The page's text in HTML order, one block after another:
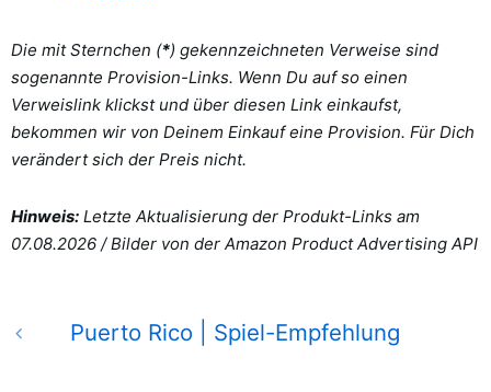
Die mit Sternchen (*) gekennzeichneten Verweise sind
sogenannte Provision-Links. Wenn Du auf so einen
Verweislink klickst und über diesen Link einkaufst,
bekommen wir von Deinem Einkauf eine Provision. Für Dich
verändert sich der Preis nicht.
Hinweis: Letzte Aktualisierung der Produkt-Links am
07.08.2026 /Bilder von der Amazon Product Advertising API
Puerto Rico | Spiel-Empfehlung